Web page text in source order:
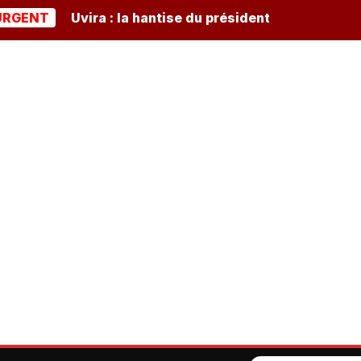
Uvira : la hantise du président burundais